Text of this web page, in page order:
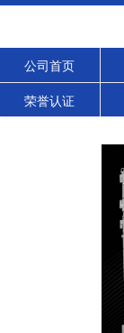
公司首页
荣誉认证